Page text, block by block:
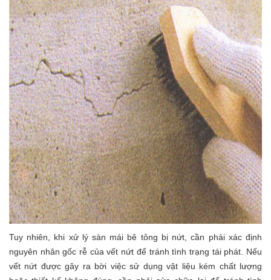
Tuy nhiên, khi xử lý sàn mái bê tông bị nứt, cần phải xác định
nguyên nhân gốc rễ của vết nứt để tránh tình trạng tái phát. Nếu
vết nứt được gây ra bời việc sử dụng vật liệu kém chất lượng